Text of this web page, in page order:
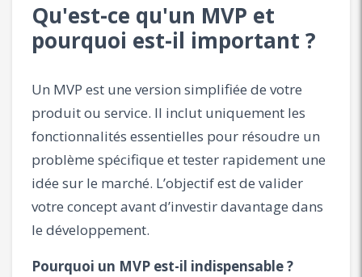
Qu'est-ce qu'un MVP et
pourquoi est-il important ?
Un MVP est une version simplifiée de votre
produit ou service. Il inclut uniquement les
fonctionnalités essentielles pour résoudre un
problème spécifique et tester rapidement une
idée sur le marché. L’objectif est de valider
votre concept avant d’investir davantage dans
le développement.
Pourquoi un MVP est-il indispensable ?